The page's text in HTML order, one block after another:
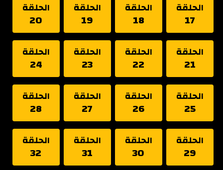
الحلقة
17
الحلقة
18
الحلقة
19
الحلقة
20
الحلقة
21
الحلقة
22
الحلقة
23
الحلقة
24
الحلقة
25
الحلقة
26
الحلقة
27
الحلقة
28
الحلقة
29
الحلقة
30
الحلقة
31
الحلقة
32